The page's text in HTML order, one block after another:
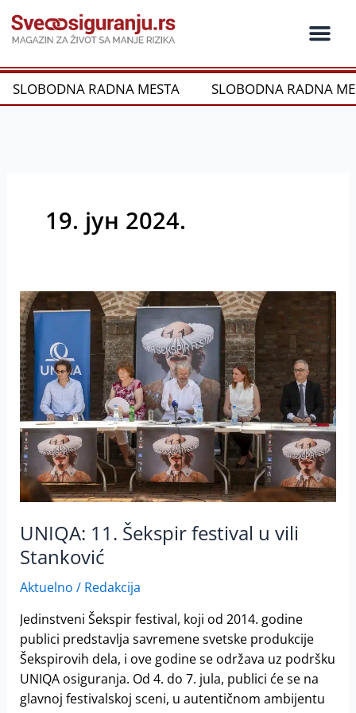
на
садржај
SLOBODNA RADNA MESTA SLOBODNA RADNA
19. јун 2024.
UNIQA: 11. Šekspir festival u vili
Stanković
Aktuelno / Redakcija
Jedinstveni Šekspir festival, koji od 2014. godine
publici predstavlja savremene svetske produkcije
Šekspirovih dela, i ove godine se održava uz podršku
UNIQA osiguranja. Od 4. do 7. jula, publici će se na
glavnoj festivalskoj sceni, u autentičnom ambijentu
UNIQA:
11.
Šekspir
festival
u
vili
Stanković